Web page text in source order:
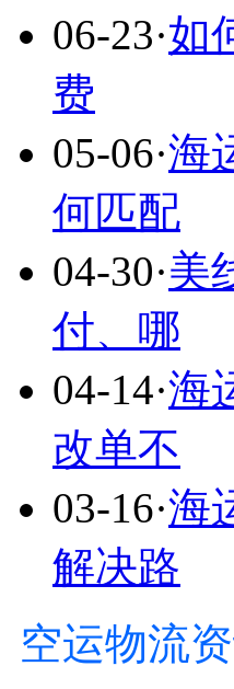
06-23·如
费
05-06·海
何匹配
04-30·美
付、哪
04-14·海
改单不
03-16·海
解决路
空运物流